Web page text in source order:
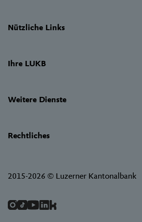
Nützliche Links
Ihre LUKB
Weitere Dienste
Rechtliches
2015-2026 © Luzerner Kantonalbank